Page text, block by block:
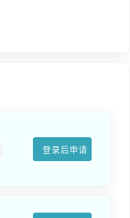
登录后申请